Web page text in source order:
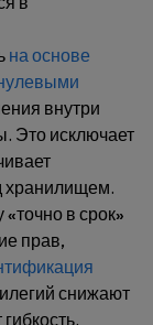
на основе
внутри
Это исключает
хранилищем.
в срок»
прав,
снижают